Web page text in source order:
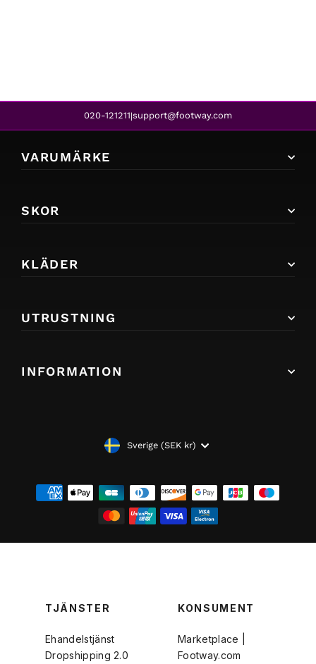
020-121211|support@footway.com
VARUMÄRKE
SKOR
KLÄDER
UTRUSTNING
INFORMATION
VALUTASverige (SEK kr)
TJÄNSTER
Ehandelstjänst
Dropshipping 2.0
KONSUMENT
Marketplace |
Footway.com